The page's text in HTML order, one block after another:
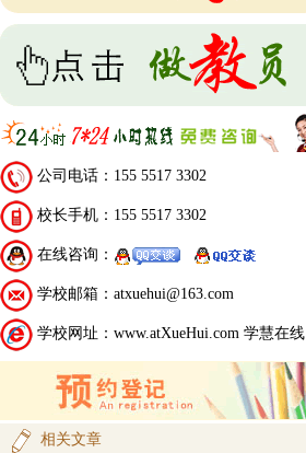
公司电话：155 5517 3302
校长手机：155 5517 3302
在线咨询：
学校邮箱：atxuehui@163.com
学校网址：www.atXueHui.com 学慧在线
相关文章